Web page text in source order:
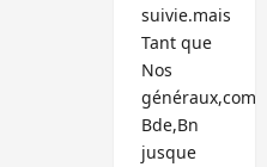
suivie.mais
Tant que
Nos
généraux,com
Bde,Bn
jusque